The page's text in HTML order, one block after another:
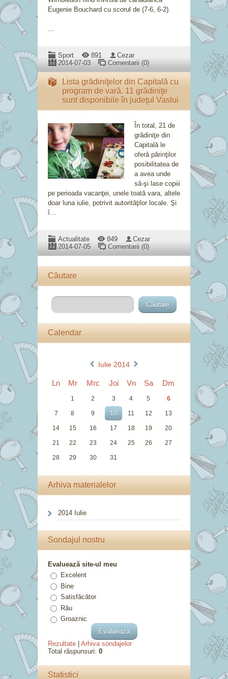
Eugenie Bouchard cu scorul de (7-6, 6-2).
...
Sport 891
Cezar
2014-07-03
Comentarii (0)
Lista grădiniţelor din Capitală cu
program de vară. 11 grădiniţe
sunt disponibile în judeţul Vaslui
În total, 21 de
grădiniţe din
Capitală le
oferă părinţilor
posibilitatea de
a avea unde
să-şi lase copiii
pe perioada vacanţei, unele toată vara, altele
doar luna iulie, potrivit autorităţilor locale. Şi
î...
Actualitate 849
Cezar
2014-07-05
Comentarii (0)
Căutare
Calendar
Iulie 2014
Ln Mr Mrc Joi Vn Sa Dm
1 2 3 4 5 6
7 8 9 10 11 12 13
14 15 16 17 18 19 20
21 22 23 24 25 26 27
28 29 30 31
Arhiva materialelor
2014 Iulie
Sondajul nostru
Evaluează site-ul meu
Excelent
Bine
Satisfăcător
Rău
Groaznic
Rezultate
Arhiva sondajelor
Total răspunsuri: 0
Statistici